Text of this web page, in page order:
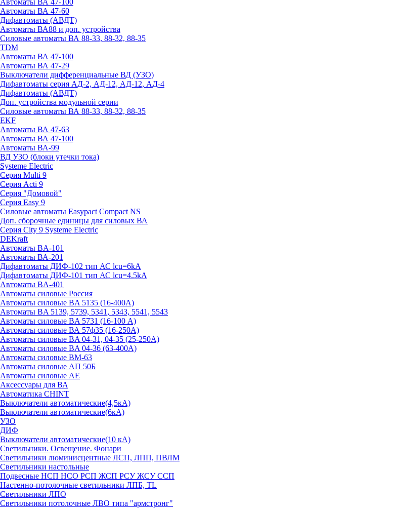
Автоматы ВА 47-100
Автоматы ВА 47-60
Дифавтоматы (АВДТ)
Автоматы ВА88 и доп. устройства
Силовые автоматы ВА 88-33, 88-32, 88-35
TDM
Автоматы ВА 47-100
Автоматы ВА 47-29
Выключатели дифференциальные ВД (УЗО)
Дифавтоматы серия АД-2, АД-12, АД-12, АД-4
Дифавтоматы (АВДТ)
Доп. устройства модульной серии
Силовые автоматы ВА 88-33, 88-32, 88-35
EKF
Автоматы ВА 47-63
Автоматы ВА 47-100
Автоматы ВА-99
ВД УЗО (блоки утечки тока)
Systeme Electric
Серия Multi 9
Серия Acti 9
Серия "Домовой"
Серия Easy 9
Силовые автоматы Easypact Compact NS
Доп. сборочные единицы для силовых ВА
Серия City 9 Systeme Electric
DEKraft
Автоматы BA-101
Автоматы ВА-201
Дифавтоматы ДИФ-102 тип АС lcu=6kA
Дифавтоматы ДИФ-101 тип АС lcu=4.5kA
Автоматы BA-401
Автоматы силовые Россия
Автоматы силовые BA 5135 (16-400А)
Автоматы BA 5139, 5739, 5341, 5343, 5541, 5543
Автоматы силовые BA 5731 (16-100 А)
Автоматы силовые ВА 57ф35 (16-250А)
Автоматы силовые BA 04-31, 04-35 (25-250А)
Автоматы силовые BA 04-36 (63-400А)
Автоматы силовые ВМ-63
Автоматы силовые АП 50Б
Автоматы силовые АЕ
Аксессуары для ВА
Автоматика CHINT
Выключатели автоматические(4,5кА)
Выключатели автоматические(6кА)
УЗО
ДИФ
Выключатели автоматические(10 кА)
Светильники. Освещение. Фонари
Светильники люминисцентные ЛСП, ЛПП, ПВЛМ
Светильники настольные
Подвесные НСП НСО РСП ЖСП РСУ ЖСУ ССП
Настенно-потолочные светильники ЛПБ, TL
Светильники ЛПО
Светильники потолочные ЛВО типа "армстронг"